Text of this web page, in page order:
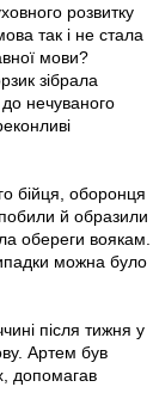
розвитку
так і не стала
мови?
зібрала
нечуваного
бійця, оборонця
й образили
обереги воякам.
можна було
після тижня у
Артем був
допомагав